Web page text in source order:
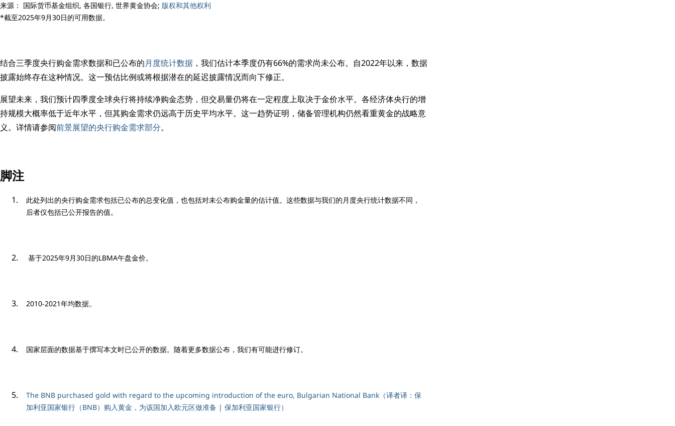
来源： 国际货币基金组织, 各国银行, 世界黄金协会; 版权和其他权利
*截至2025年9月30日的可用数据。
结合三季度央行购金需求数据和已公布的月度统计数据 ，我们估计本季度仍有66%的需求尚未公布。自2022年以来，数据
披露始终存在这种情况。这一预估比例或将根据潜在的延迟披露情况而向下修正。
展望未来，我们预计四季度全球央行将持续净购金态势，但交易量仍将在一定程度上取决于金价水平。各经济体央行的增
持规模大概率低于近年水平，但其购金需求仍远高于历史平均水平。这一趋势证明，储备管理机构仍然看重黄金的战略意
义。详情请参阅前景展望的央行购金需求部分。
脚注
此处列出的央行购金需求包括已公布的总变化值，也包括对未公布购金量的估计值。这些数据与我们的月度央行统计数据不同，
后者仅包括已公开报告的值。
基于2025年9月30日的LBMA午盘金价。
2010-2021年均数据。
国家层面的数据基于撰写本文时已公开的数据。随着更多数据公布，我们有可能进行修订。
The BNB purchased gold with regard to the upcoming introduction of the euro, Bulgarian National Bank（译者译：保
加利亚国家银行（BNB）购入黄金，为该国加入欧元区做准备 | 保加利亚国家银行）